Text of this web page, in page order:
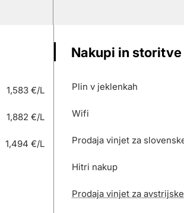
1,583 €/L
1,882 €/L
1,494 €/L
Nakupi in storitve
Plin v jeklenkah
Wifi
Prodaja vinjet za
Hitri nakup
Prodaja vinjet za